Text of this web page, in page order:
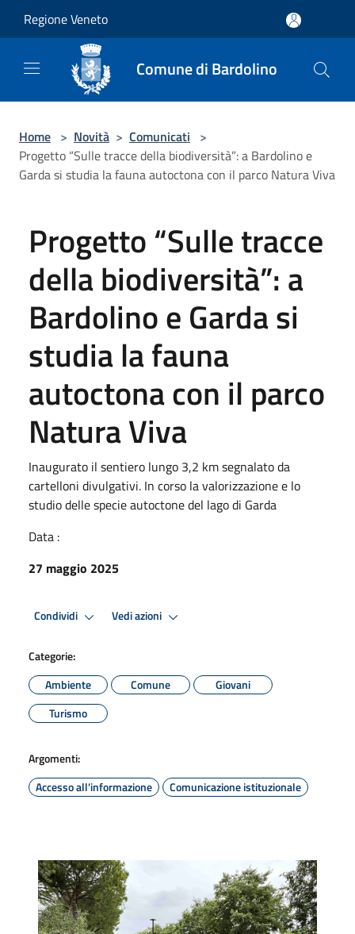
Regione Veneto
Comune di Bardolino
Home > Novità > Comunicati >
Progetto “Sulle tracce della biodiversità”: a Bardolino e
Garda si studia la fauna autoctona con il parco Natura Viva
Progetto “Sulle tracce
della biodiversità”: a
Bardolino e Garda si
studia la fauna
autoctona con il parco
Natura Viva
Inaugurato il sentiero lungo 3,2 km segnalato da
cartelloni divulgativi. In corso la valorizzazione e lo
studio delle specie autoctone del lago di Garda
Data :
27 maggio 2025
Condividi Vedi azioni
Categorie:
Ambiente
Comune
Giovani
Turismo
Argomenti:
Accesso all'informazione
Comunicazione istituzionale